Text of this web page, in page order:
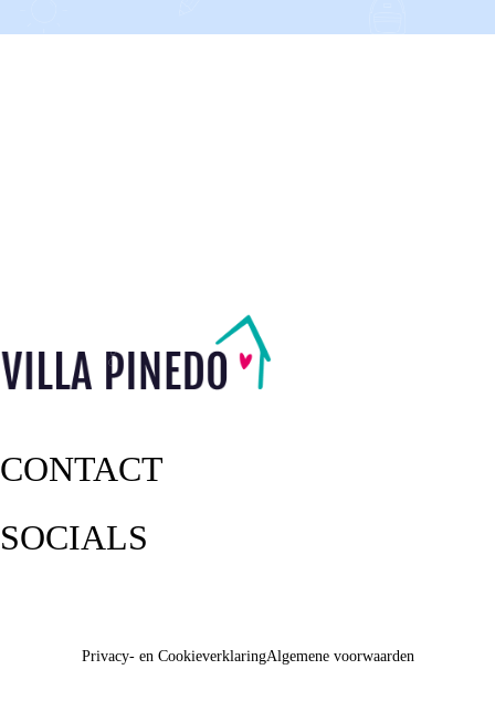
CONTACT
SOCIALS
Privacy- en CookieverklaringAlgemene voorwaarden